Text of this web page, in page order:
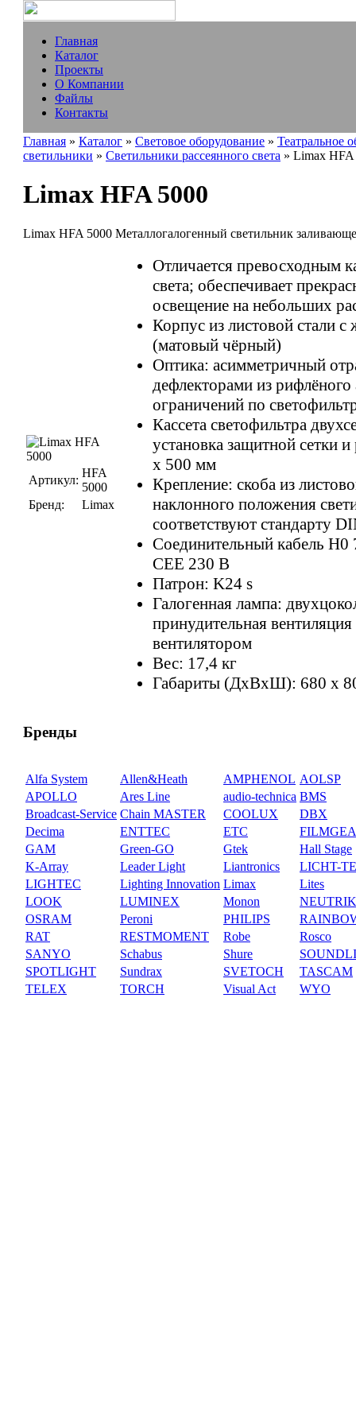
Главная
Каталог
Проекты
О Компании
Файлы
Контакты
Главная » Каталог » Световое оборудование » Театральное
светильники » Светильники рассеянного света » Limax HFA
Limax HFA 5000
Limax HFA 5000 Металлогалогенный светильник
Артикул:
HFA
5000
Бренд:
Limax
Отличается превосходным
света; обеспечивает
освещение на небольших
Корпус из листовой стали
(матовый чёрный)
Оптика: асимметричный
дефлекторами из
ограничений по
Кассета светофильтра
установка защитной сетки
x 500 мм
Крепление: скоба из
наклонного положения
соответствуют стандарту
Соединительный кабель
CEE 230 В
Патрон: K24 s
Галогенная лампа:
принудительная
вентилятором
Вес: 17,4 кг
Габариты (ДхВхШ): 680 х
Бренды
Alfa System Allen&Heath AMPHENOL AOLSP
APOLLO
Ares Line audio-technica BMS
Broadcast-Service Chain MASTER COOLUX
DBX
Decima
ENTTEC ETC
GAM
Green-GO Gtek
Hall Stage
K-Array
Leader Light Liantronics
LICHT-
LIGHTEC
Lighting Innovation Limax
Lites
LOOK
LUMINEX Monon
NEUTRIK
OSRAM
Peroni PHILIPS
RAT
RESTMOMENT Robe
Rosco
SANYO
Schabus Shure
SPOTLIGHT
Sundrax SVETOCH
TASCAM
TELEX
TORCH Visual Act WYO